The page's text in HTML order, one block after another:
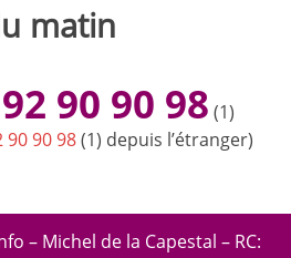
matin
90 90 98 (1)
90 90 98(1) depuis l’étranger)
– Michel de la Capestal – RC: